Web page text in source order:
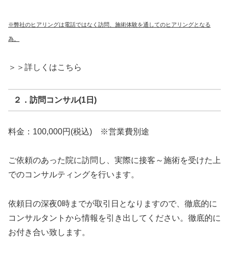
※弊社のヒアリングは電話ではなく訪問、施術体験を通してのヒアリングとなる
為。
＞＞詳しくはこちら
２．訪問コンサル(1日)
料金：100,000円(税込) ※営業費別途
ご依頼のあった院に訪問し、実際に接客～施術を受けた上
でのコンサルティングを行います。
依頼日の深夜0時までが取引日となりますので、徹底的に
コンサルタントから情報を引き出してください。徹底的に
お付き合い致します。